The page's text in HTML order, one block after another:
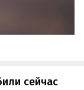
сейчас